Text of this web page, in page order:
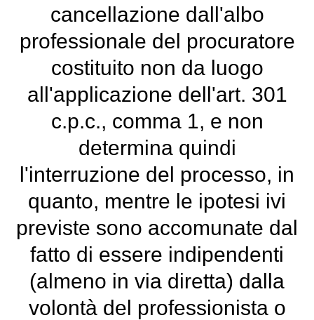
cancellazione dall'albo
professionale del procuratore
costituito non da luogo
all'applicazione dell'art. 301
c.p.c., comma 1, e non
determina quindi
l'interruzione del processo, in
quanto, mentre le ipotesi ivi
previste sono accomunate dal
fatto di essere indipendenti
(almeno in via diretta) dalla
volontà del professionista o